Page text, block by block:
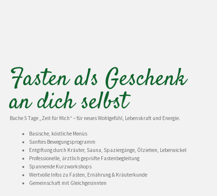
Fasten als Geschenk
an dich selbst
Buche 5 Tage „Zeit für Mich“ – für neues Wohlgefühl, Lebenskraft und Energie.
Basische, köstliche Menüs
Sanftes Bewegungsprogramm
Entgiftung durch Kräuter, Sauna, Spaziergänge, Ölziehen, Leberwickel
Professionelle, ärztlich geprüfte Fastenbegleitung
Spannende Kurzworkshops
Wertvolle Infos zu Fasten, Ernährung & Kräuterkunde
Gemeinschaft mit Gleichgesinnten